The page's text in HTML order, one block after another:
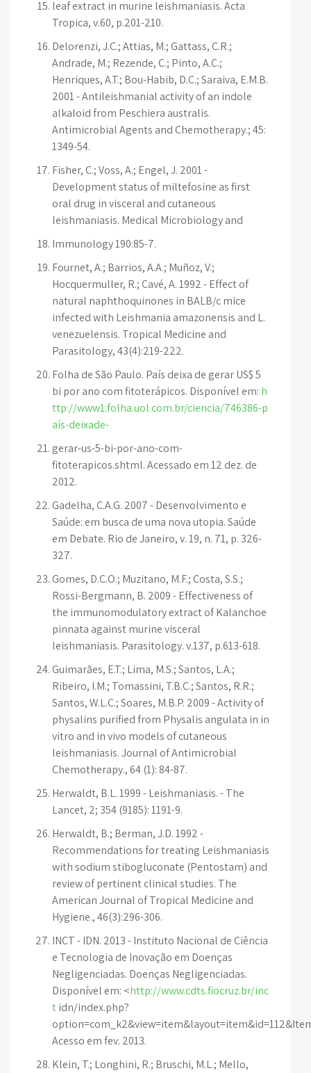
leaf extract in murine leishmaniasis. Acta
Tropica, v.60, p.201-210.
Delorenzi, J.C.; Attias, M.; Gattass, C.R.;
Andrade, M.; Rezende, C.; Pinto, A.C.;
Henriques, A.T.; Bou-Habib, D.C.; Saraiva, E.M.B.
2001 - Antileishmanial activity of an indole
alkaloid from Peschiera australis.
Antimicrobial Agents and Chemotherapy.; 45:
1349-54.
Fisher, C.; Voss, A.; Engel, J. 2001 -
Development status of miltefosine as first
oral drug in visceral and cutaneous
leishmaniasis. Medical Microbiology and
Immunology 190:85-7.
Fournet, A.; Barrios, A.A.; Muñoz, V.;
Hocquermuller, R.; Cavé, A. 1992 - Effect of
natural naphthoquinones in BALB/c mice
infected with Leishmania amazonensis and L.
venezuelensis. Tropical Medicine and
Parasitology, 43(4):219-222.
Folha de São Paulo. País deixa de gerar US$ 5
bi por ano com fitoterápicos. Disponível em: h
ttp://www1.folha.uol.com.br/ciencia/746386-p
aís-deixade-
gerar-us-5-bi-por-ano-com-
fitoterapicos.shtml. Acessado em 12 dez. de
2012.
Gadelha, C.A.G. 2007 - Desenvolvimento e
Saúde: em busca de uma nova utopia. Saúde
em Debate. Rio de Janeiro, v. 19, n. 71, p. 326-
327.
Gomes, D.C.O.; Muzitano, M.F.; Costa, S.S.;
Rossi-Bergmann, B. 2009 - Effectiveness of
the immunomodulatory extract of Kalanchoe
pinnata against murine visceral
leishmaniasis. Parasitology. v.137, p.613-618.
Guimarães, E.T.; Lima, M.S.; Santos, L.A.;
Ribeiro, I.M.; Tomassini, T.B.C.; Santos, R.R.;
Santos, W.L.C.; Soares, M.B.P. 2009 - Activity of
physalins purified from Physalis angulata in in
vitro and in vivo models of cutaneous
leishmaniasis. Journal of Antimicrobial
Chemotherapy., 64 (1): 84-87.
Herwaldt, B.L. 1999 - Leishmaniasis. - The
Lancet, 2; 354 (9185): 1191-9.
Herwaldt, B.; Berman, J.D. 1992 -
Recommendations for treating Leishmaniasis
with sodium stibogluconate (Pentostam) and
review of pertinent clinical studies. The
American Journal of Tropical Medicine and
Hygiene., 46(3):296-306.
INCT - IDN. 2013 - Instituto Nacional de Ciência
e Tecnologia de Inovação em Doenças
Negligenciadas. Doenças Negligenciadas.
Disponível em: <http://www.cdts.fiocruz.br/inc
tidn/index.php?
Acesso em fev. 2013.
Klein, T.; Longhini, R.; Bruschi, M.L.; Mello,